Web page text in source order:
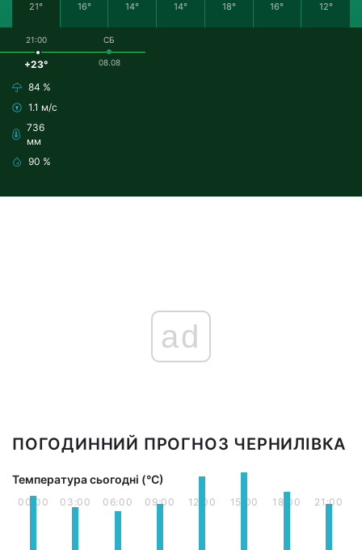
21° 16° 14° 14° 18° 16° 12°
21:00
+23°
84 %
1.1 м/с
736
мм
90 %
СБ
08.08
ad
ПОГОДИННИЙ ПРОГНОЗ ЧЕРНИЛІВКА
Температура сьогодні (°С)
00:00 03:00 06:00 09:00 12:00 15:00 18:00 21:00